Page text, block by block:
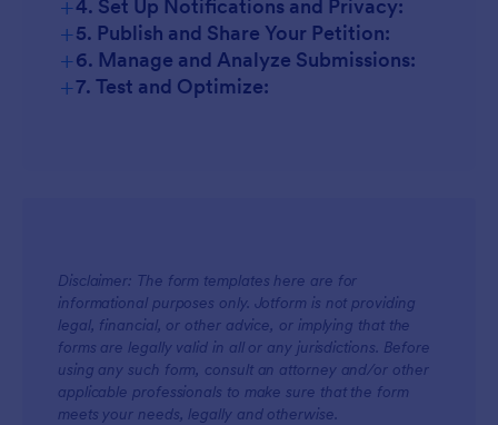
4. Set Up Notifications and Privacy:
+5. Publish and Share Your Petition:
+6. Manage and Analyze Submissions:
+7. Test and Optimize:
Disclaimer: The form templates here are for
informational purposes only. Jotform is not providing
legal, financial, or other advice, or implying that the
forms are legally valid in all or any jurisdictions. Before
using any such form, consult an attorney and/or other
applicable professionals to make sure that the form
meets your needs, legally and otherwise.